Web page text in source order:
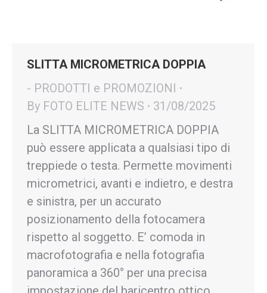
SLITTA MICROMETRICA DOPPIA
- PRODOTTI e PROMOZIONI
By FOTO ELITE NEWS
31/08/2025
La SLITTA MICROMETRICA DOPPIA
può essere applicata a qualsiasi tipo di
treppiede o testa. Permette movimenti
micrometrici, avanti e indietro, e destra
e sinistra, per un accurato
posizionamento della fotocamera
rispetto al soggetto. E’ comoda in
macrofotografia e nella fotografia
panoramica a 360° per una precisa